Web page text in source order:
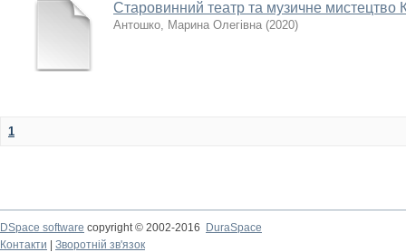
Старовинний театр та музичне мистецтво
Антошко, Марина Олегівна (2020)
1
DSpace software copyright © 2002-2016
DuraSpace
Контакти
Зворотній зв'язок